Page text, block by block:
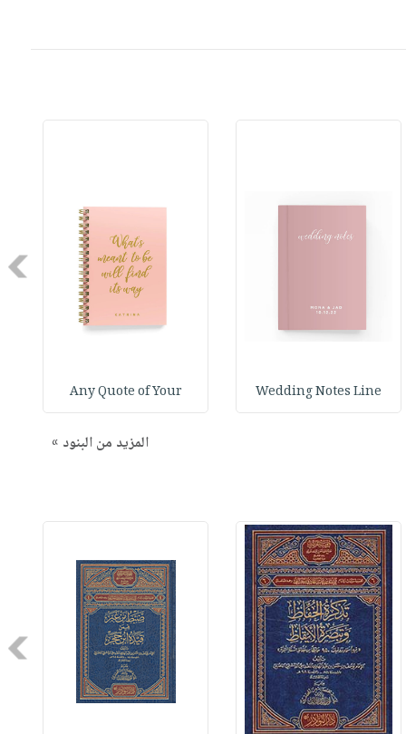
Wedding Notes Line
Any Quote of Your
المزيد من البنود »